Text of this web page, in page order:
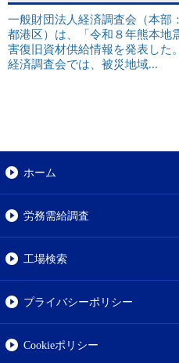
一般財団法人経済調査会（本部
都港区）は、「令和８年熊本地
害復旧資材供給情報を発表した
経済調査会では、被災地域...
ホーム
労務需給調査
工場検索
プライバシーポリシー
Cookieポリシー